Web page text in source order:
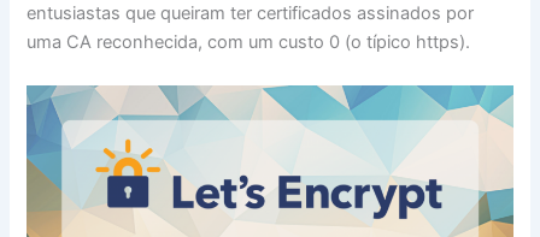
entusiastas que queiram ter certificados assinados por
uma CA reconhecida, com um custo 0 (o típico https).